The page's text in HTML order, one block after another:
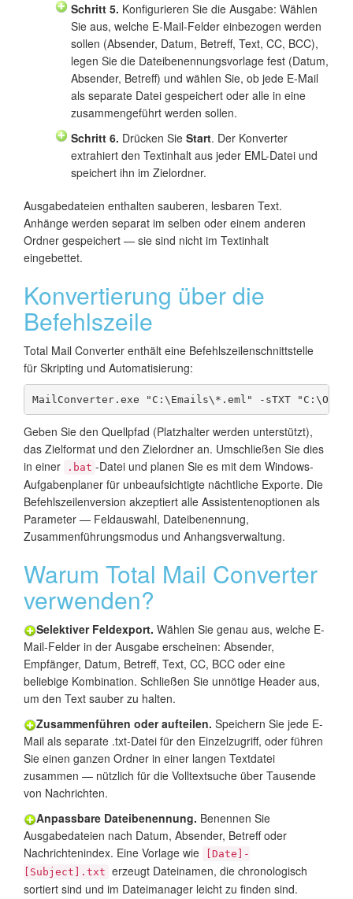
Schritt 5. Konfigurieren Sie die Ausgabe: Wählen
Sie aus, welche E-Mail-Felder einbezogen werden
sollen (Absender, Datum, Betreff, Text, CC, BCC),
legen Sie die Dateibenennungsvorlage fest (Datum,
Absender, Betreff) und wählen Sie, ob jede E-Mail
als separate Datei gespeichert oder alle in eine
zusammengeführt werden sollen.
Schritt 6. Drücken Sie Start. Der Konverter
extrahiert den Textinhalt aus jeder EML-Datei und
speichert ihn im Zielordner.
Ausgabedateien enthalten sauberen, lesbaren Text.
Anhänge werden separat im selben oder einem anderen
Ordner gespeichert — sie sind nicht im Textinhalt
eingebettet.
Konvertierung über die
Befehlszeile
Total Mail Converter enthält eine Befehlszeilenschnittstelle
für Skripting und Automatisierung:
MailConverter.exe "C:\Emails\*.eml" -sTXT
Geben Sie den Quellpfad (Platzhalter werden unterstützt),
das Zielformat und den Zielordner an. Umschließen Sie dies
in einer
.bat -Datei und planen Sie es mit dem Windows-
Aufgabenplaner für unbeaufsichtigte nächtliche Exporte. Die
Befehlszeilenversion akzeptiert alle Assistentenoptionen als
Parameter — Feldauswahl, Dateibenennung,
Zusammenführungsmodus und Anhangsverwaltung.
Warum Total Mail Converter
verwenden?
Selektiver Feldexport. Wählen Sie genau aus, welche E-
Mail-Felder in der Ausgabe erscheinen: Absender,
Empfänger, Datum, Betreff, Text, CC, BCC oder eine
beliebige Kombination. Schließen Sie unnötige Header aus,
um den Text sauber zu halten.
Zusammenführen oder aufteilen. Speichern Sie jede E-
Mail als separate .txt-Datei für den Einzelzugriff, oder führen
Sie einen ganzen Ordner in einer langen Textdatei
zusammen — nützlich für die Volltextsuche über Tausende
von Nachrichten.
Anpassbare Dateibenennung. Benennen Sie
Ausgabedateien nach Datum, Absender, Betreff oder
Nachrichtenindex. Eine Vorlage wie
[Date]-
[Subject].txt erzeugt Dateinamen, die chronologisch
sortiert sind und im Dateimanager leicht zu finden sind.